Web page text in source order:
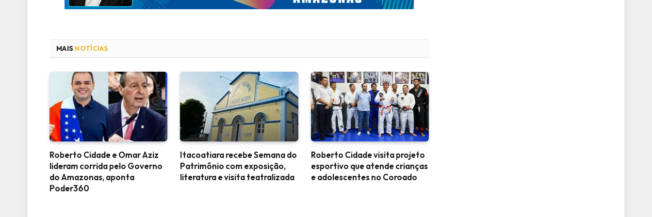
MAIS NOTÍCIAS
Roberto Cidade e Omar Aziz
lideram corrida pelo Governo
do Amazonas, aponta
Poder360
Itacoatiara recebe Semana do
Patrimônio com exposição,
literatura e visita teatralizada
Roberto Cidade visita projeto
esportivo que atende crianças
e adolescentes no Coroado